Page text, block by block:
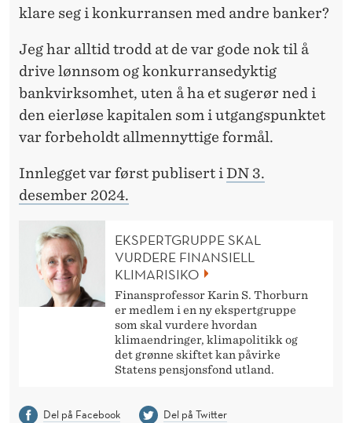
klare seg i konkurransen med andre banker?
Jeg har alltid trodd at de var gode nok til å
drive lønnsom og konkurransedyktig
bankvirksomhet, uten å ha et sugerør ned i
den eierløse kapitalen som i utgangspunktet
var forbeholdt allmennyttige formål.
Innlegget var først publisert i DN 3.
desember 2024.
EKSPERTGRUPPE SKAL
VURDERE FINANSIELL
KLIMARISIKO
Finansprofessor Karin S. Thorburn
er medlem i en ny ekspertgruppe
som skal vurdere hvordan
klimaendringer, klimapolitikk og
det grønne skiftet kan påvirke
Statens pensjonsfond utland.
Del på Facebook
Del på Twitter